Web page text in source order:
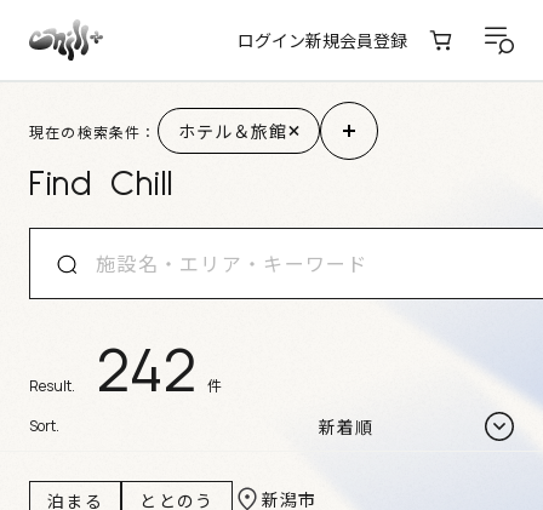
ログイン新規会員登録
Result. 242 件
Sort.
泊まる ととのう 新潟市
Find Chill
現在の検索条件： ホテル＆旅館